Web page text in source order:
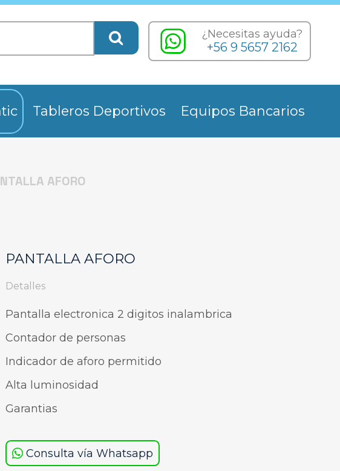
¿Necesitas ayuda?
+56 9 5657 2162
Tableros Deportivos Equipos Bancarios
AFORO
PANTALLA AFORO
Detalles
Pantalla electronica 2 digitos inalambrica
Contador de personas
Indicador de aforo permitido
Alta luminosidad
Garantias
Consulta vía Whatsapp